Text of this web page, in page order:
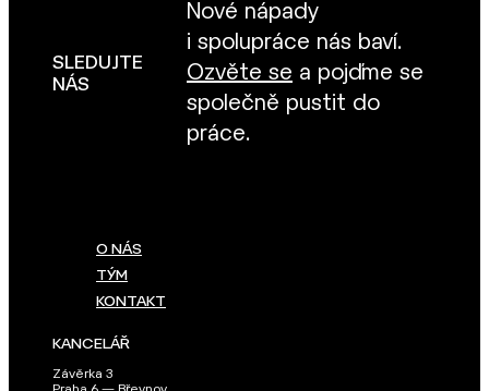
SLEDUJTE
NÁS
Nové nápady
i spolupráce nás baví.
Ozvěte se a pojďme se
společně pustit do
práce.
O NÁS
TÝM
KONTAKT
KANCELÁŘ
Závěrka 3